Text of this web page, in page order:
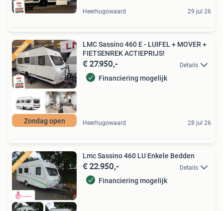
Heerhugowaard 29 jul 26
Zondag open
LMC Sassino 460 E - LUIFEL + MOVER +
FIETSENREK ACTIEPRIJS!
€ 27.950,- Details
Financiering mogelijk
Heerhugowaard 28 jul 26
Lmc Sassino 460 LU Enkele Bedden
€ 22.950,- Details
Financiering mogelijk